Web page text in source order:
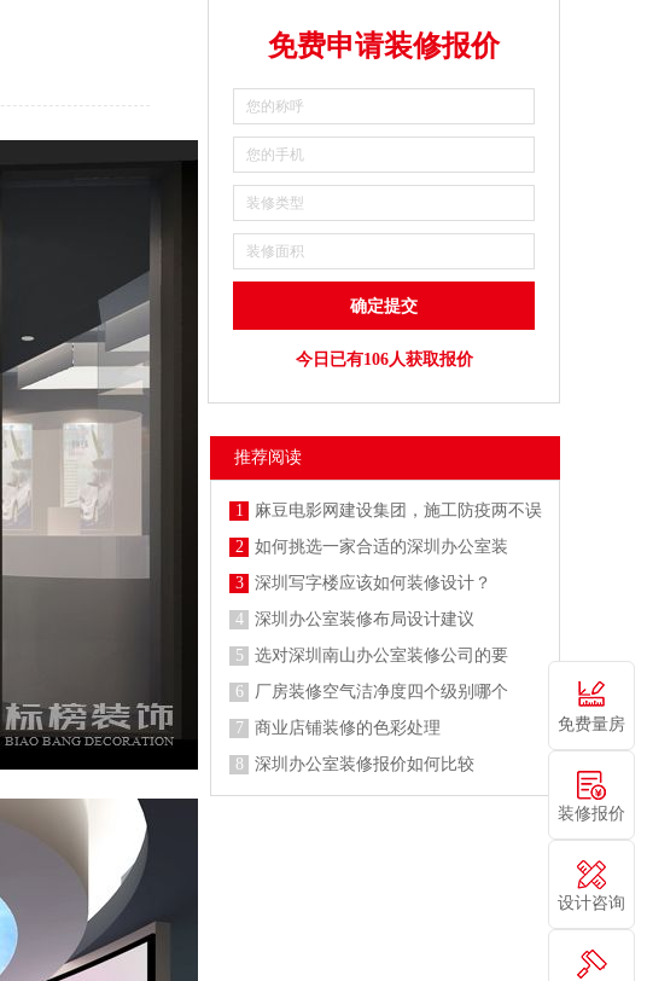
免费申请装修报价
今日已有106人获取报价
推荐阅读
1
麻豆电影网建设集团，施工防疫两不误
2
如何挑选一家合适的深圳办公室装
3
深圳写字楼应该如何装修设计？
4
深圳办公室装修布局设计建议
5
选对深圳南山办公室装修公司的要
6
厂房装修空气洁净度四个级别哪个
7
商业店铺装修的色彩处理
8
深圳办公室装修报价如何比较
免费量房
装修报价
设计咨询